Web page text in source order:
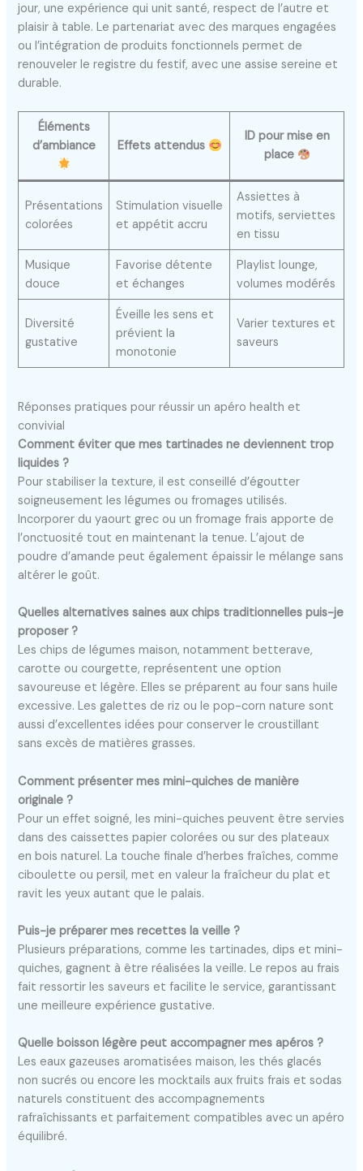
jour, une expérience qui unit santé, respect de l’autre et
plaisir à table. Le partenariat avec des marques engagées
ou l’intégration de produits fonctionnels permet de
renouveler le registre du festif, avec une assise sereine et
durable.
Éléments
d’ambiance
Effets attendus
ID pour mise en
place
Présentations
colorées
Stimulation visuelle
et appétit accru
Assiettes à
motifs, serviettes
en tissu
Musique
douce
Favorise détente
et échanges
Playlist lounge,
volumes modérés
Diversité
gustative
Éveille les sens et
prévient la
monotonie
Varier textures et
saveurs
Réponses pratiques pour réussir un apéro health et
convivial
Comment éviter que mes tartinades ne deviennent trop
liquides ?
Pour stabiliser la texture, il est conseillé d’égoutter
soigneusement les légumes ou fromages utilisés.
Incorporer du yaourt grec ou un fromage frais apporte de
l’onctuosité tout en maintenant la tenue. L’ajout de
poudre d’amande peut également épaissir le mélange sans
altérer le goût.
Quelles alternatives saines aux chips traditionnelles puis-je
proposer ?
Les chips de légumes maison, notamment betterave,
carotte ou courgette, représentent une option
savoureuse et légère. Elles se préparent au four sans huile
excessive. Les galettes de riz ou le pop-corn nature sont
aussi d’excellentes idées pour conserver le croustillant
sans excès de matières grasses.
Comment présenter mes mini-quiches de manière
originale ?
Pour un effet soigné, les mini-quiches peuvent être servies
dans des caissettes papier colorées ou sur des plateaux
en bois naturel. La touche finale d’herbes fraîches, comme
ciboulette ou persil, met en valeur la fraîcheur du plat et
ravit les yeux autant que le palais.
Puis-je préparer mes recettes la veille ?
Plusieurs préparations, comme les tartinades, dips et mini-
quiches, gagnent à être réalisées la veille. Le repos au frais
fait ressortir les saveurs et facilite le service, garantissant
une meilleure expérience gustative.
Quelle boisson légère peut accompagner mes apéros ?
Les eaux gazeuses aromatisées maison, les thés glacés
non sucrés ou encore les mocktails aux fruits frais et sodas
naturels constituent des accompagnements
rafraîchissants et parfaitement compatibles avec un apéro
équilibré.